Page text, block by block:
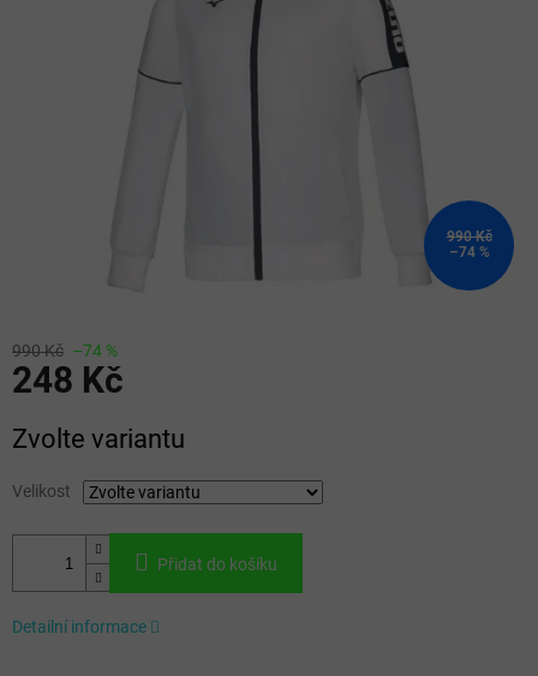
hvězdiček.
990 Kč
–74 %
990 Kč –74 %
248 Kč
cena:
Zvolte variantu
Velikost
Přidat do košíku
Detailní informace